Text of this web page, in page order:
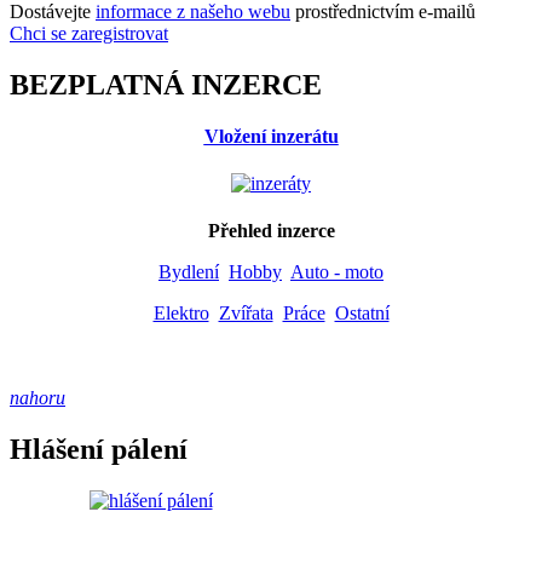
Dostávejte informace z našeho webu prostřednictvím e-mailů
Chci se zaregistrovat
BEZPLATNÁ INZERCE
Vložení inzerátu
Přehled inzerce
Bydlení Hobby Auto - moto
Elektro Zvířata Práce Ostatní
nahoru
Hlášení pálení